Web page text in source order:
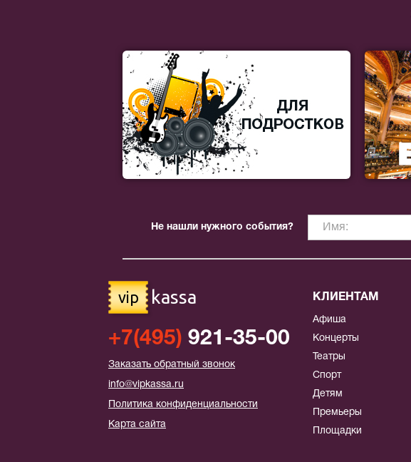
Не нашли нужного события?
vip kassa
+7(495) 921-35-00
Заказать обратный звонок
info@vipkassa.ru
Политика конфиденциальности
Карта сайта
КЛИЕНТАМ
Афиша
Концерты
Театры
Спорт
Детям
Премьеры
Площадки